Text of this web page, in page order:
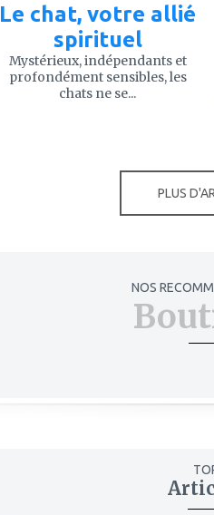
Le chat, votre allié
spirituel
Mystérieux, indépendants et
profondément sensibles, les
chats ne se...
PLUS
NOS